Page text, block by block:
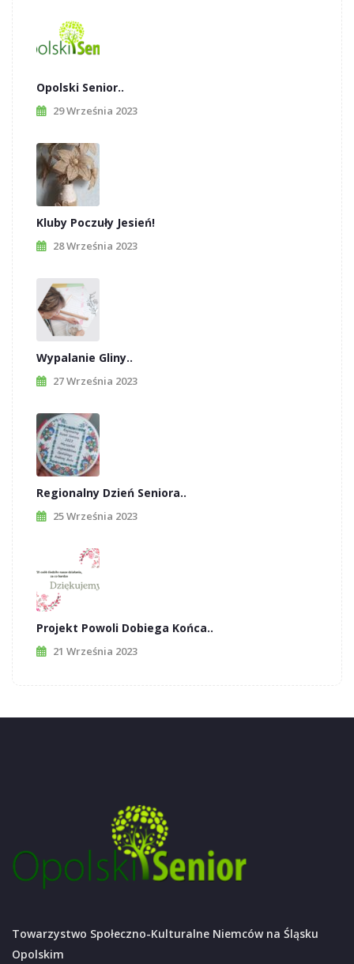
Opolski Senior..
29 Września 2023
Kluby Poczuły Jesień!
28 Września 2023
Wypalanie Gliny..
27 Września 2023
Regionalny Dzień Seniora..
25 Września 2023
Projekt Powoli Dobiega Końca..
21 Września 2023
Towarzystwo Społeczno-Kulturalne Niemców na Śląsku
Opolskim